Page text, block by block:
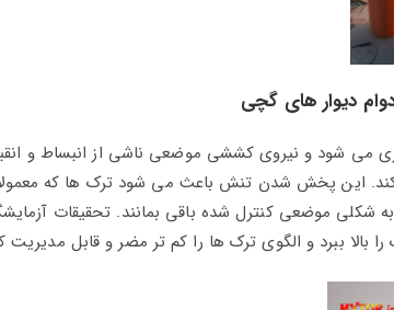
دیوار های گچی
می‌ شود و نیروی کششی موضعی ناشی از انبساط و
این پخش‌ شدن تنش باعث می‌ شود ترک‌ ها که معمولاً
موضعی کنترل شده باقی بمانند. تحقیقات
بالا ببرد و الگوی ترک‌ ها را کم‌ تر مضر و قابل مدیریت